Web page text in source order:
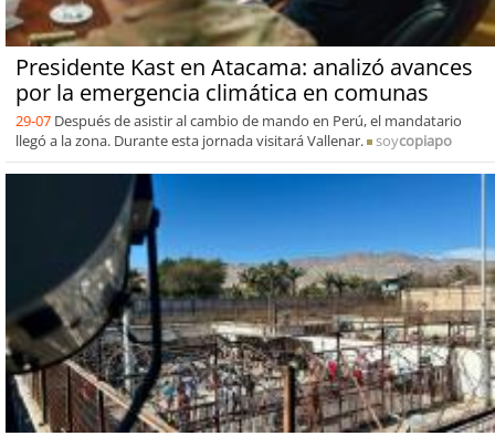
Presidente Kast en Atacama: analizó avances
por la emergencia climática en comunas
29-07 Después de asistir al cambio de mando en Perú, el mandatario
llegó a la zona. Durante esta jornada visitará Vallenar.
soycopiapo